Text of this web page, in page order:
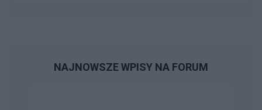
NAJNOWSZE WPISY NA FORUM